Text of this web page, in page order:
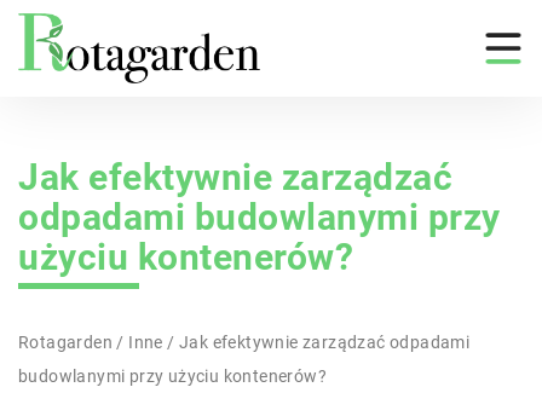
Jak efektywnie zarządzać
odpadami budowlanymi przy
użyciu kontenerów?
Rotagarden / Inne /Jak efektywnie zarządzać odpadami
budowlanymi przy użyciu kontenerów?